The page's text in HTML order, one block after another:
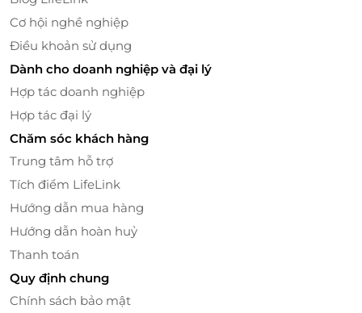
Đội ngũ bác sĩ tận tâm – Nụ cười của bạn là
niềm tự hào của Emis
Tại Nha Khoa Quốc Tế Emis, khách hàng được thăm
khám và điều trị trực tiếp bởi
kinh nghiệmtrong lĩnh vực nha khoa tổng quát và
nha chu.Không chỉ giỏi chuyên môn, các bác sĩ còn
Cơ hội nghề nghiệp
Điều khoản sử dụng
Dành cho doanh nghiệp và đại lý
Hợp tác doanh nghiệp
Hợp tác đại lý
Chăm sóc khách hàng
Trung tâm hỗ trợ
Tích điểm LifeLink
Hướng dẫn mua hàng
Hướng dẫn hoàn huỷ
Thanh toán
Quy định chung
Chính sách bảo mật